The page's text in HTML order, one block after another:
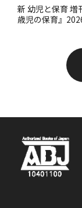
新 幼児と保育 増
歳児の保育』